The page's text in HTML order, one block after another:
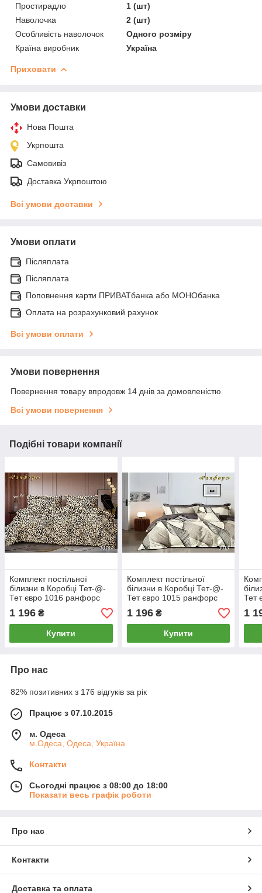
Простирадло
1 (шт)
Наволочка
2 (шт)
Особливість наволочок
Одного розміру
Країна виробник
Україна
Приховати
Умови доставки
Нова Пошта
Укрпошта
Самовивіз
Доставка Укрпоштою
Всі умови доставки
Умови оплати
Післяплата
Післяплата
Поповнення карти ПРИВАТбанка або МОНОбанка
Оплата на розрахунковий рахунок
Всі умови оплати
Умови повернення
Повернення товару впродовж 14 днів за домовленістю
Всі умови повернення
Подібні товари компанії
Комплект постільної
білизни в Коробці Тет-@-
Тет євро 1016 ранфорс
1 196 ₴
Купити
Комплект постільної
білизни в Коробці Тет-@-
Тет євро 1015 ранфорс
1 196₴
Купити
Тет
1
Про нас
82% позитивних з 176 відгуків за рік
Працює з 07.10.2015
м. Одеса
м.Одеса, Одеса, Україна
Контакти
Сьогодні працює з 08:00 до 18:00
Показати весь графік роботи
Про нас
Контакти
Доставка та оплата